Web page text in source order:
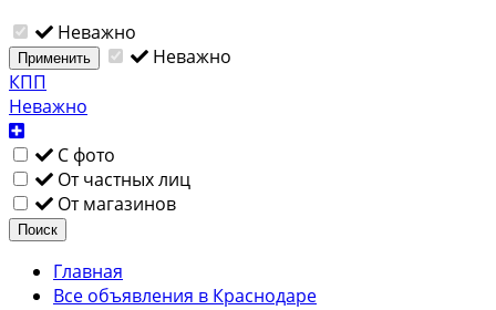
Неважно
Применить
Неважно
КПП
Неважно
С фото
От частных лиц
От магазинов
Поиск
Главная
Все объявления в Краснодаре